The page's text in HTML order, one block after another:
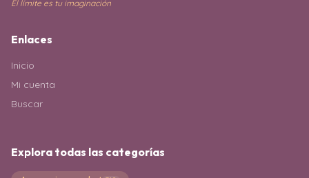
El límite es tu imaginación
Enlaces
Inicio
Mi cuenta
Buscar
Explora todas las categorías